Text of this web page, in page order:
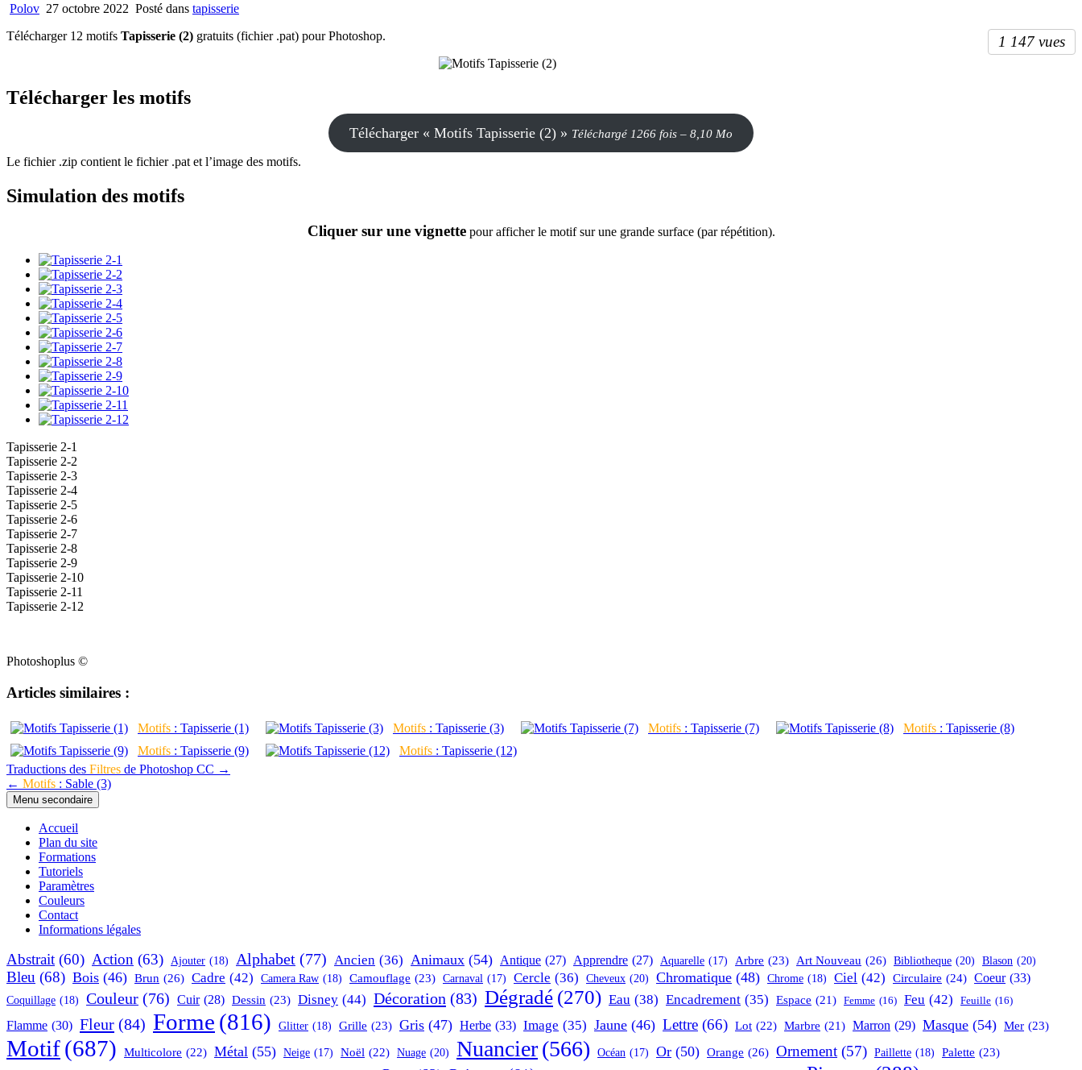
Polov 27 octobre 2022 Posté dans tapisserie
1 147 vues
Télécharger 12 motifs Tapisserie (2) gratuits (fichier .pat) pour Photoshop.
Télécharger les motifs
Télécharger « Motifs Tapisserie (2) » Téléchargé 1266 fois – 8,10 Mo
Le fichier .zip contient le fichier .pat et l’image des motifs.
Simulation des motifs
Cliquer sur une vignettepour afficher le motif sur une grande surface (par répétition).
Tapisserie 2-1
Tapisserie 2-2
Tapisserie 2-3
Tapisserie 2-4
Tapisserie 2-5
Tapisserie 2-6
Tapisserie 2-7
Tapisserie 2-8
Tapisserie 2-9
Tapisserie 2-10
Tapisserie 2-11
Tapisserie 2-12
Photoshoplus ©
Articles similaires :
Motifs : Tapisserie (1) Motifs : Tapisserie (3) Motifs : Tapisserie (7) Motifs : Tapisserie (8)
Motifs : Tapisserie (9) Motifs : Tapisserie (12)
Navigation
de
l’article
Traductions des Filtres de Photoshop CC →
← Motifs : Sable (3)
Menu secondaire
Accueil
Plan du site
Formations
Tutoriels
Paramètres
Couleurs
Contact
Informations légales
Abstrait (60) Action (63) Ajouter (18) Alphabet (77) Ancien (36) Animaux (54) Antique (27) Apprendre (27) Aquarelle (17) Arbre (23) Art Nouveau (26) Bibliotheque (20) Blason (20)
Bleu (68) Bois (46) Brun (26) Cadre (42) Camera Raw (18) Camouflage (23) Carnaval (17) Cercle (36) Cheveux (20) Chromatique (48) Chrome (18) Ciel (42) Circulaire (24) Coeur (33)
Coquillage (18) Couleur (76) Cuir (28) Dessin (23) Disney (44) Décoration (83) Dégradé (270) Eau (38) Encadrement (35) Espace (21) Femme (16) Feu (42) Feuille (16)
Flamme (30) Fleur (84) Forme (816) Glitter (18) Grille (23) Gris (47) Herbe (33) Image (35) Jaune (46) Lettre (66) Lot (22) Marbre (21) Marron (29) Masque (54) Mer (23)
Motif(687) Multicolore (22) Métal (55) Neige (17) Noël (22) Nuage (20) Nuancier(566) Océan (17) Or (50) Orange (26) Ornement (57) Paillette (18) Palette (23)